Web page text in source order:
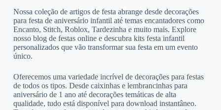
Nossa coleção de artigos de festa abrange desde decorações
para festa de aniversário infantil até temas encantadores como
Encanto, Stitch, Roblox, Tardezinha e muito mais. Explore
nosso blog de festas online e descubra kits festa infantil
personalizados que vão transformar sua festa em um evento
único.
Oferecemos uma variedade incrível de decorações para festas
de todos os tipos. Desde caixinhas e lembrancinhas para
aniversário de 1 ano até decorações temáticas de alta
qualidade, tudo está disponível para download instantâneo.